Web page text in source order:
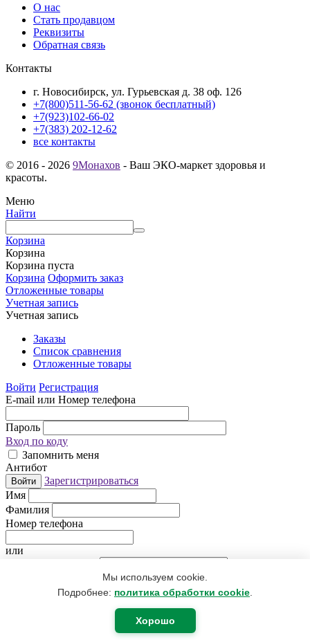
Мы используем cookie.
Подробнее: политика обработки cookie
Хорошо
О нас
Стать продавцом
Реквизиты
Обратная связь
Контакты
г. Новосибирск, ул. Гурьевская д. 38 оф. 126
+7(800)511-56-62 (звонок бесплатный)
+7(923)102-66-02
+7(383) 202-12-62
все контакты
© 2016 - 2026 9Монахов - Ваш ЭКО-маркет здоровья и
красоты.
Меню
Найти
Корзина
Корзина
Корзина пуста
Корзина Оформить заказ
Отложенные товары
Учетная запись
Учетная запись
Заказы
Список сравнения
Отложенные товары
Войти Регистрация
E-mail или Номер телефона
Пароль
Вход по коду
Запомнить меня
Антибот
Войти
Зарегистрироваться
Имя
Фамилия
Номер телефона
или
Я уже зарегистрирован